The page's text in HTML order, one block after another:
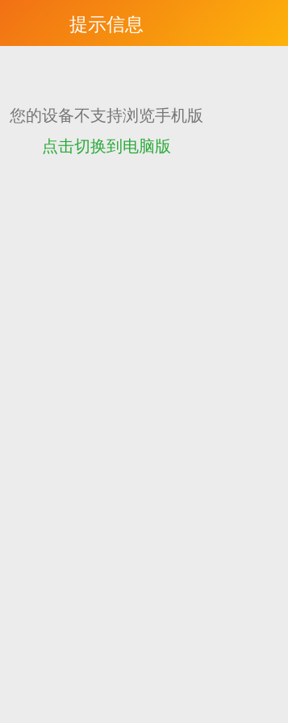
提示信息
您的设备不支持浏览手机版
点击切换到电脑版